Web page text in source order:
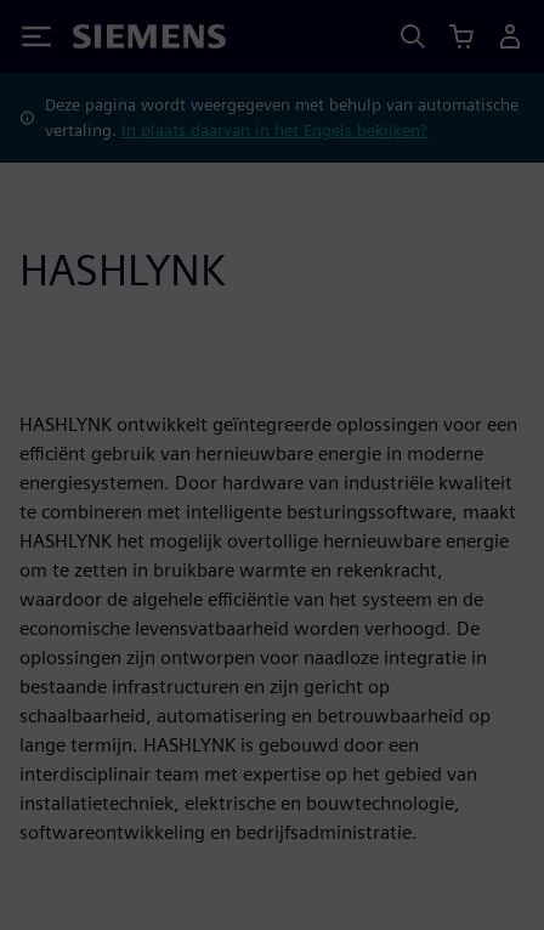
Siemens
Deze pagina wordt weergegeven met behulp van automatische
vertaling. In plaats daarvan in het Engels bekijken?
HASHLYNK
HASHLYNK ontwikkelt geïntegreerde oplossingen voor een
efficiënt gebruik van hernieuwbare energie in moderne
energiesystemen. Door hardware van industriële kwaliteit
te combineren met intelligente besturingssoftware, maakt
HASHLYNK het mogelijk overtollige hernieuwbare energie
om te zetten in bruikbare warmte en rekenkracht,
waardoor de algehele efficiëntie van het systeem en de
economische levensvatbaarheid worden verhoogd. De
oplossingen zijn ontworpen voor naadloze integratie in
bestaande infrastructuren en zijn gericht op
schaalbaarheid, automatisering en betrouwbaarheid op
lange termijn. HASHLYNK is gebouwd door een
interdisciplinair team met expertise op het gebied van
installatietechniek, elektrische en bouwtechnologie,
softwareontwikkeling en bedrijfsadministratie.